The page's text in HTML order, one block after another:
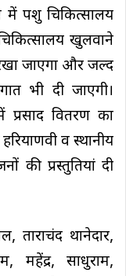
में पशु चिकित्सालय
खुलवाने
जाएगा और जल्द
भी दी जाएगी।
वितरण का
व स्थानीय
की प्रस्तुतियां दी
ताराचंद थानेदार,
महेंद्र, साधुराम,